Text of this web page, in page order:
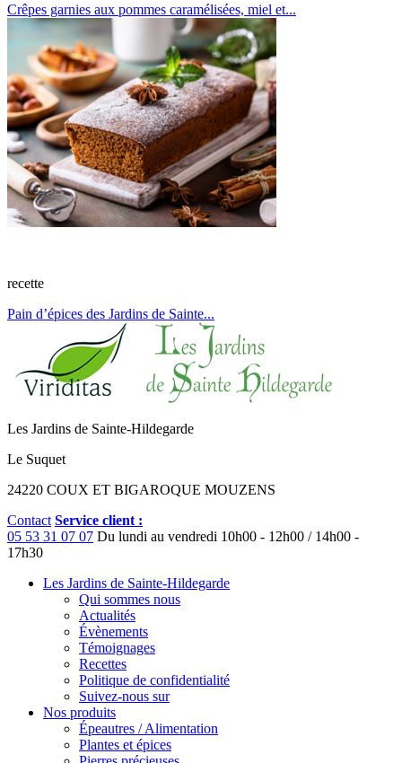
Crêpes garnies aux pommes caramélisées, miel et...
recette
Pain d’épices des Jardins de Sainte...
Les Jardins de Sainte-Hildegarde
Le Suquet
24220 COUX ET BIGAROQUE MOUZENS
Contact Service client :
05 53 31 07 07 Du lundi au vendredi 10h00 - 12h00 / 14h00 -
17h30
Les Jardins de Sainte-Hildegarde
Qui sommes nous
Actualités
Évènements
Témoignages
Recettes
Politique de confidentialité
Suivez-nous sur
Nos produits
Épeautres / Alimentation
Plantes et épices